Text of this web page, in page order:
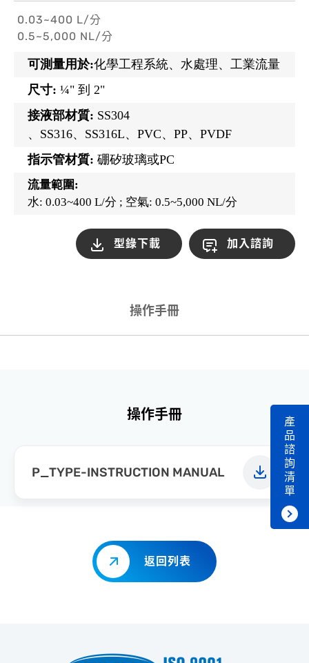
0.03~400 L/分
0.5~5,000 NL/分
可測量用於:化學工程系統、水處理、工業流量
尺寸:¼" 到 2"
接液部材質: SS304
、SS316、SS316L、PVC、PP、PVDF
指示管材質:硼矽玻璃或PC
流量範圍:
水: 0.03~400 L/分 ; 空氣: 0.5~5,000 NL/分
型錄下載 加入諮詢
操作手冊
操作手冊
P_TYPE-INSTRUCTION MANUAL
返回列表
產
品
諮
詢
清
單